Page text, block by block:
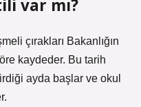
var mı?
çırakları Bakanlığın
kaydeder. Bu tarih
ayda başlar ve okul